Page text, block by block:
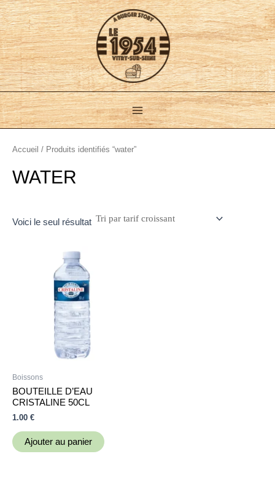
Aller
au
contenu
Main
Menu
Accueil / Produits identifiés “water”
WATER
Voici le seul résultat
Boissons
BOUTEILLE D’EAU
CRISTALINE 50CL
1.00 €
Ajouter au panier